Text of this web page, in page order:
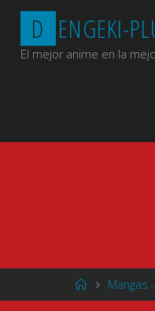
Saltar
contenido
D ENGEKI-PL
El mejor anime en la
Página
de
Mangas